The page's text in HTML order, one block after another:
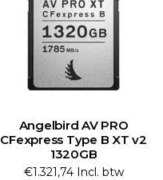
Angelbird AV PRO
CFexpress Type B XT v2
1320GB
€1.321,74 Incl. btw